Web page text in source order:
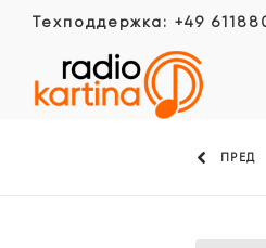
Техподдержка: +49
ПРЕД